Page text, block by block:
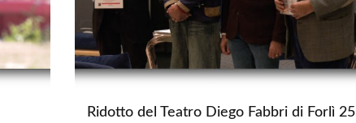
Ridotto del Teatro Diego Fabbri di Forlì 25